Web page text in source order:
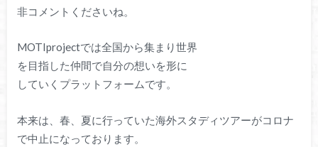
非コメントくださいね。
MOTIprojectでは全国から集まり世界
を目指した仲間で自分の想いを形に
していくプラットフォームです。
本来は、春、夏に行っていた海外スタディツアーがコロナ
で中止になっております。